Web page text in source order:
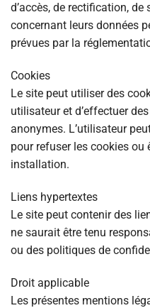
d’accès, de rectification, de
concernant leurs données
prévues par la
Cookies
Le site peut utiliser des
utilisateur et d’effectuer
anonymes. L’utilisateur
pour refuser les cookies ou
installation.
Liens hypertextes
Le site peut contenir des
ne saurait être tenu
ou des politiques de
Droit applicable
Les présentes mentions